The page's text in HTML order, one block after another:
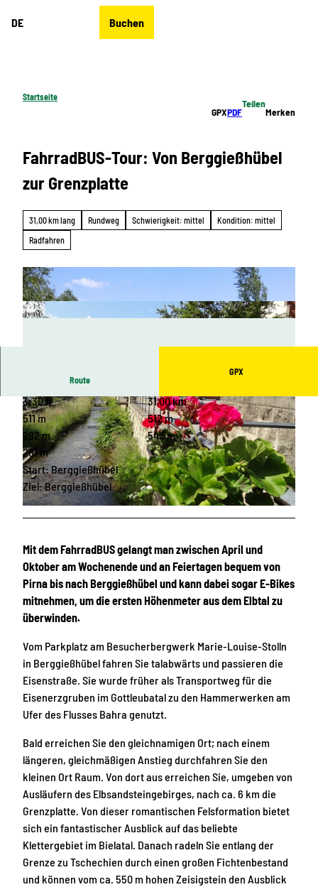
DE Buchen
Startseite
GPXPDF
Teilen
Merken
FahrradBUS-Tour: Von Berggießhübel
zur Grenzplatte
31,00 km lang Rundweg Schwierigkeit: mittel
Kondition: mittel
Radfahren
© Tourismusverband Sächsische Schweiz
Route
GPX
3:30 h
31,00 km
511 m
512 m
282 m
543 m
261 m
Start: Berggießhübel
Ziel: Berggießhübel
Mit dem FahrradBUS gelangt man zwischen April und
Oktober am Wochenende und an Feiertagen bequem von
Pirna bis nach Berggießhübel und kann dabei sogar E-Bikes
mitnehmen, um die ersten Höhenmeter aus dem Elbtal zu
überwinden.
Vom Parkplatz am Besucherbergwerk Marie-Louise-Stolln
in Berggießhübel fahren Sie talabwärts und passieren die
Eisenstraße. Sie wurde früher als Transportweg für die
Eisenerzgruben im Gottleubatal zu den Hammerwerken am
Ufer des Flusses Bahra genutzt.
Bald erreichen Sie den gleichnamigen Ort; nach einem
längeren, gleichmäßigen Anstieg durchfahren Sie den
kleinen Ort Raum. Von dort aus erreichen Sie, umgeben von
Ausläufern des Elbsandsteingebirges, nach ca. 6 km die
Grenzplatte. Von dieser romantischen Felsformation bietet
sich ein fantastischer Ausblick auf das beliebte
Klettergebiet im Bielatal. Danach radeln Sie entlang der
Grenze zu Tschechien durch einen großen Fichtenbestand
und können vom ca. 550 m hohen Zeisigstein den Ausblick